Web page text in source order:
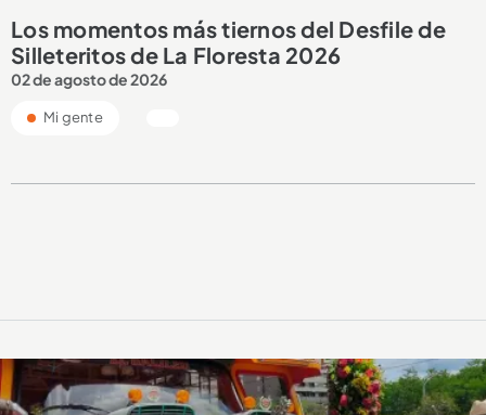
Los momentos más tiernos del Desfile de
Silleteritos de La Floresta 2026
02 de agosto de 2026
Mi gente